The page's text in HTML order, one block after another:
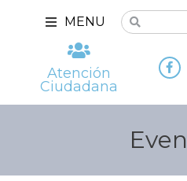
MENU
Atención
Ciudadana